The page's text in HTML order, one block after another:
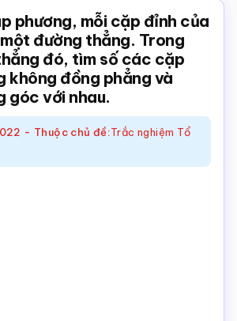
phương, mỗi cặp đỉnh của
đường thẳng. Trong
đó, tìm số các cặp
không đồng phẳng và
góc với nhau.
- Thuộc chủ đề:Trắc nghiệm Tổ